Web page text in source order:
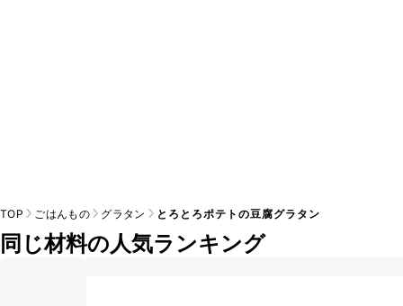
TOP ごはんもの グラタン とろとろポテトの豆腐グラタン
同じ材料の人気ランキング